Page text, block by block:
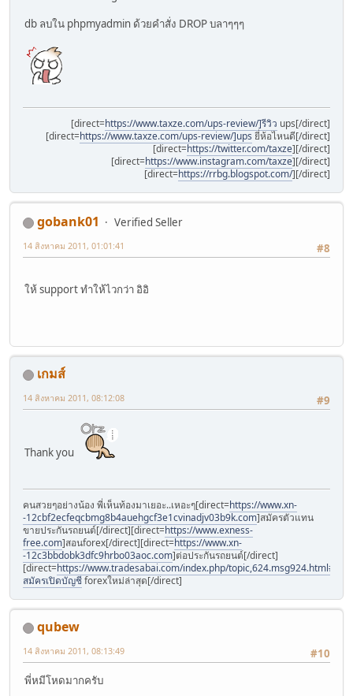
db ลบใน phpmyadmin ด้วยคำสั่ง DROP บลาๆๆๆ
[direct=https://www.taxze.com/ups-review/]รีวิว ups[/direct]
[direct=https://www.taxze.com/ups-review/]ups ยี่ห้อไหนดี[/direct]
[direct=https://twitter.com/taxze][/direct]
[direct=https://www.instagram.com/taxze][/direct]
[direct=https://rrbg.blogspot.com/][/direct]
gobank01
Verified Seller
#8
14 สิงหาคม 2011, 01:01:41
ให้ support ทำให้ไวกว่า อิอิ
เกมส์
#9
14 สิงหาคม 2011, 08:12:08
Thank you
คนสวยๆอย่างน้อง พี่เห็นท้องมาเยอะ..เหอะๆ[direct=https://www.xn-
-12cbf2ecfeqcbmg8b4auehgcf3e1cvinadjv03b9k.com]สมัครตัวแทน
ขายประกันรถยนต์[/direct][direct=https://www.exness-
free.com]สอนforex[/direct][direct=https://www.xn-
-12c3bbdobk3dfc9hrbo03aoc.com]ต่อประกันรถยนต์[/direct]
[direct=https://www.tradesabai.com/index.php/
สมัครเปิดบัญชีforexใหม่ล่าสุด[/direct]
qubew
#10
14 สิงหาคม 2011, 08:13:49
พี่หมีโหดมากครับ